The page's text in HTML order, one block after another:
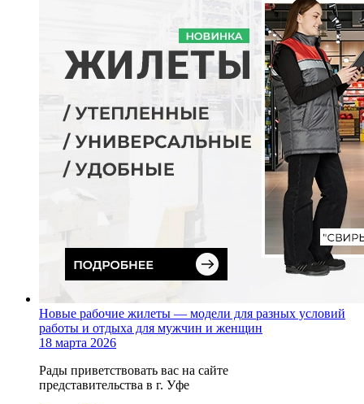
Новые рабочие жилеты — модели для разных условий
работы и отдыха для мужчин и женщин
18 марта 2026
Рады приветствовать вас на сайте
представительства в г. Уфе